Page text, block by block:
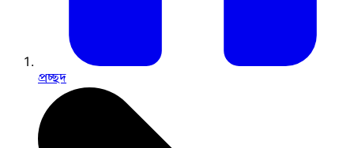
প্রচ্ছদ